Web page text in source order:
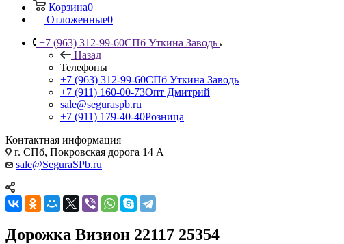
Корзина0
Отложенные0
+7 (963) 312-99-60СПб Уткина Заводь
Назад
Телефоны
+7 (963) 312-99-60СПб Уткина Заводь
+7 (911) 160-00-73Опт Дмитрий
sale@seguraspb.ru
+7 (911) 179-40-40Розница
Контактная информация
г. СПб, Покровская дорога 14 А
sale@SeguraSPb.ru
Дорожка Визион 22117 25354